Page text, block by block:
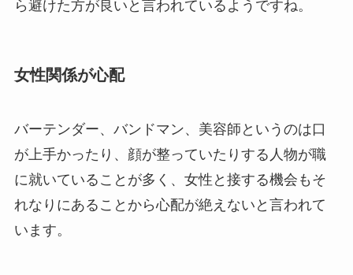
ら避けた方が良いと言われているようですね。
女性関係が心配
バーテンダー、バンドマン、美容師というのは口
が上手かったり、顔が整っていたりする人物が職
に就いていることが多く、女性と接する機会もそ
れなりにあることから心配が絶えないと言われて
います。